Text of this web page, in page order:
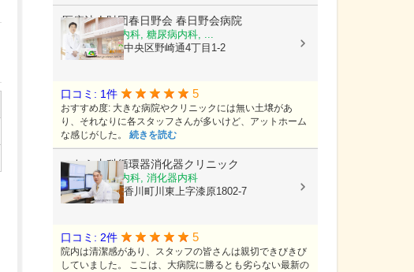
医療法人財団春日野会 春日野会病院
内科, 消化器内科, 糖尿病内科, ...
兵庫県神戸市中央区野崎通4丁目1-2
口コミ: 1件 5
おすすめ度: 大きな病院やクリニックには無い土壌があ
り、それなりに各スタッフさんが多いけど、アットホーム
な感じがした。 続きを読む
のむら内科循環器消化器クリニック
内科, 循環器内科, 消化器内科
香川県高松市香川町川東上字漆原1802-7
口コミ: 2件 5
院内は清潔感があり、スタッフの皆さんは親切できびきび
していました。 ここは、大病院に勝るとも劣らない最新の